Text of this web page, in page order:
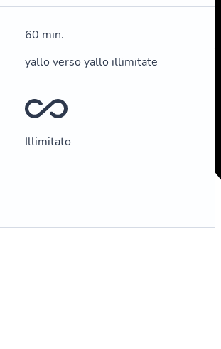
60 min.
yallo verso yallo illimitate
–
Illimitato
–